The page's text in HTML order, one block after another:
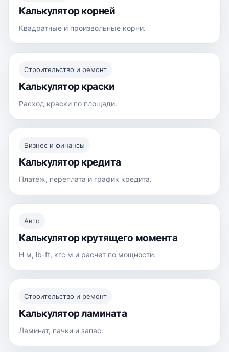
Калькулятор корней
Квадратные и произвольные корни.
Строительство и ремонт
Калькулятор краски
Расход краски по площади.
Бизнес и финансы
Калькулятор кредита
Платеж, переплата и график кредита.
Авто
Калькулятор крутящего момента
Н·м, lb-ft, кгс·м и расчет по мощности.
Строительство и ремонт
Калькулятор ламината
Ламинат, пачки и запас.